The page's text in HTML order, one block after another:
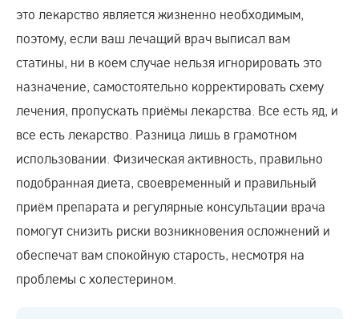
это лекарство является жизненно необходимым,
поэтому, если ваш лечащий врач выписал вам
статины, ни в коем случае нельзя игнорировать это
назначение, самостоятельно корректировать схему
лечения, пропускать приёмы лекарства. Все есть яд, и
все есть лекарство. Разница лишь в грамотном
использовании. Физическая активность, правильно
подобранная диета, своевременный и правильный
приём препарата и регулярные консультации врача
помогут снизить риски возникновения осложнений и
обеспечат вам спокойную старость, несмотря на
проблемы с холестерином.